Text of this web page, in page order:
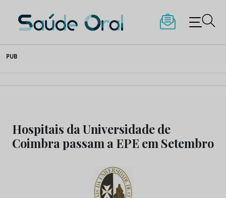
to
content
Saúde Oral
PUB
Hospitais da Universidade de
Coimbra passam a EPE em Setembro